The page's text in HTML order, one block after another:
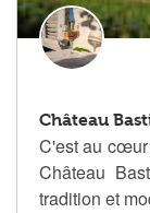
Château
C'est au cœur
Château
tradition et